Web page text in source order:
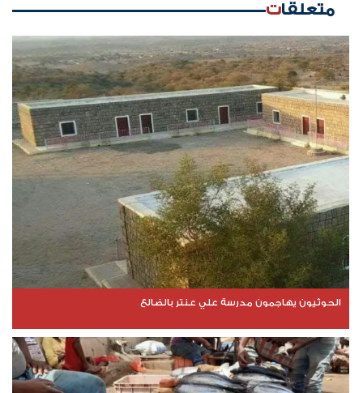
متعلقات
الحوثيون يهاجمون مدرسة علي عنتر بالضالع